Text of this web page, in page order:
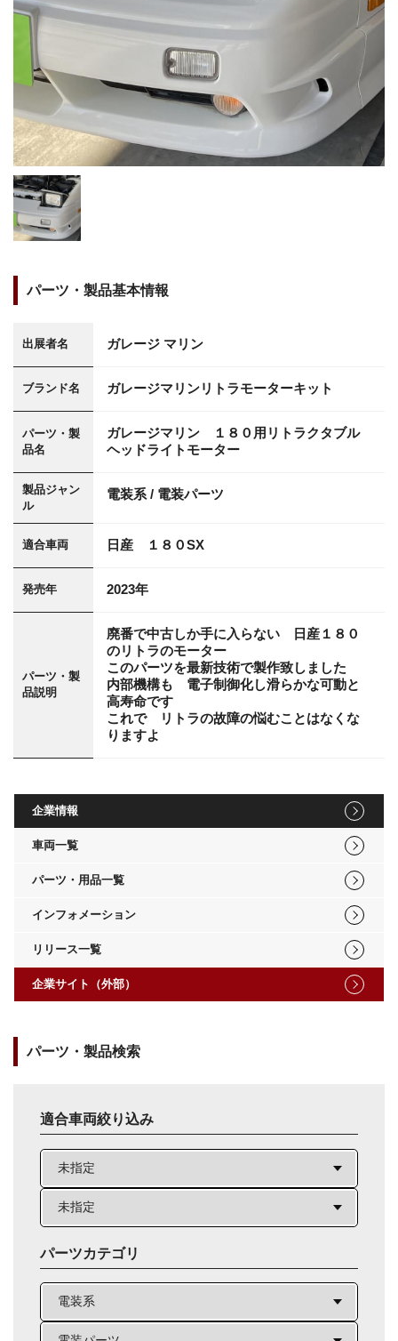
パーツ・製品基本情報
出展者名 ガレージ マリン
ブランド名 ガレージマリンリトラモーターキット
パーツ・製
品名
ガレージマリン １８０用リトラクタブル
ヘッドライトモーター
製品ジャン
ル
電装系 / 電装パーツ
適合車両 日産 １８０SX
発売年 2023年
パーツ・製
品説明
廃番で中古しか手に入らない 日産１８０
のリトラのモーター
このパーツを最新技術で製作致しました
内部機構も 電子制御化し滑らかな可動と
高寿命です
これで リトラの故障の悩むことはなくな
りますよ
企業情報
車両一覧
パーツ・用品一覧
インフォメーション
リリース一覧
企業サイト（外部）
パーツ・製品検索
適合車両絞り込み
パーツカテゴリ